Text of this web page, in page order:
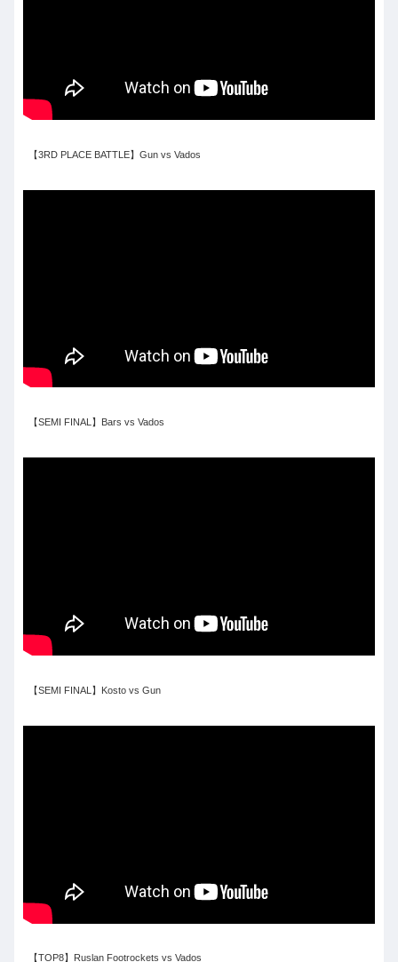
【3RD PLACE BATTLE】Gun vs Vados
【SEMI FINAL】Bars vs Vados
【SEMI FINAL】Kosto vs Gun
【TOP8】Ruslan Footrockets vs Vados